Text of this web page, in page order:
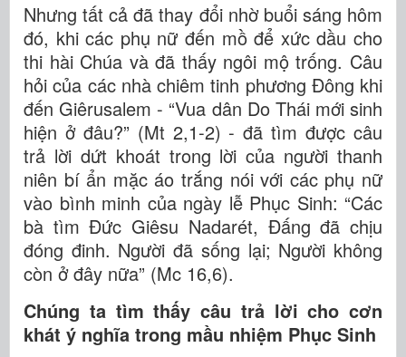
Nhưng tất cả đã thay đổi nhờ buổi sáng hôm
đó, khi các phụ nữ đến mồ để xức dầu cho
thi hài Chúa và đã thấy ngôi mộ trống. Câu
hỏi của các nhà chiêm tinh phương Đông khi
đến Giêrusalem - “Vua dân Do Thái mới sinh
hiện ở đâu?” (Mt 2,1-2) - đã tìm được câu
trả lời dứt khoát trong lời của người thanh
niên bí ẩn mặc áo trắng nói với các phụ nữ
vào bình minh của ngày lễ Phục Sinh: “Các
bà tìm Đức Giêsu Nadarét, Đấng đã chịu
đóng đinh. Người đã sống lại; Người không
còn ở đây nữa” (Mc 16,6).
Chúng ta tìm thấy câu trả lời cho cơn
khát ý nghĩa trong mầu nhiệm Phục Sinh